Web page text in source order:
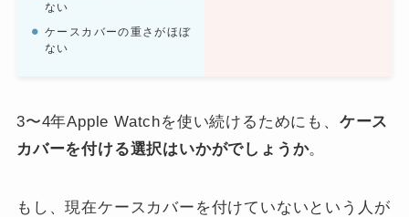
ない
ケースカバーの重さがほぼ
ない
3〜4年Apple Watchを使い続けるためにも、 ケース
カバーを付ける選択はいかがでしょうか。
もし、現在ケースカバーを付けていないという人が